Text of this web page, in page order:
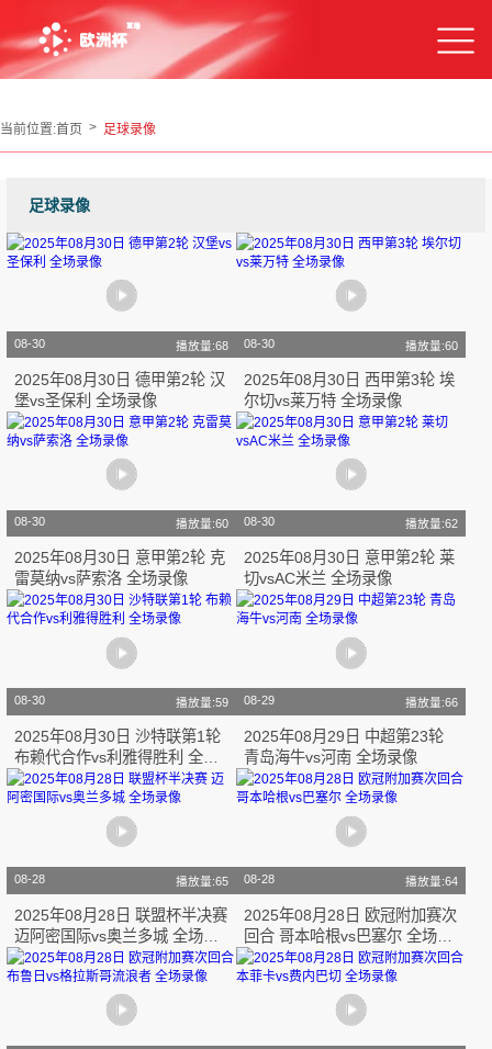
当前位置:首页 足球录像
足球录像
08-30 播放量:68
2025年08月30日 德甲第2轮 汉
堡vs圣保利 全场录像
08-30 播放量:60
2025年08月30日 西甲第3轮 埃
尔切vs莱万特 全场录像
08-30 播放量:60
2025年08月30日 意甲第2轮 克
雷莫纳vs萨索洛 全场录像
08-30 播放量:62
2025年08月30日 意甲第2轮 莱
切vsAC米兰 全场录像
08-30 播放量:59
2025年08月30日 沙特联第1轮
布赖代合作vs利雅得胜利 全场
录像
08-29 播放量:66
2025年08月29日 中超第23轮
青岛海牛vs河南 全场录像
08-28 播放量:65
2025年08月28日 联盟杯半决赛
迈阿密国际vs奥兰多城 全场录
像
08-28 播放量:64
2025年08月28日 欧冠附加赛次
回合 哥本哈根vs巴塞尔 全场录
像